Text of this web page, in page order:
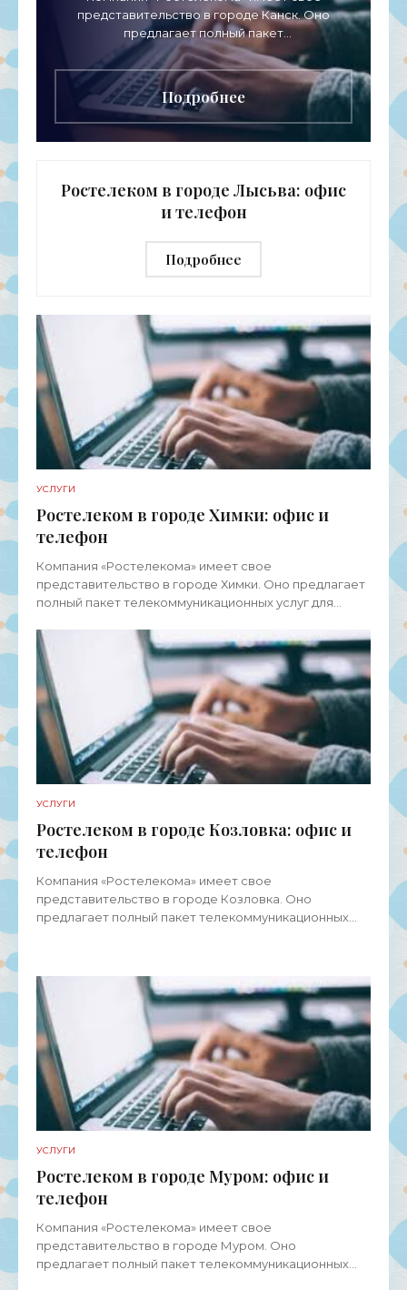
представительство в городе Канск. Оно
предлагает полный пакет
телекоммуникационных услуг для физических
лиц, представителей среднего и малого
бизнеса, а
Подробнее
Ростелеком в городе Лысьва: офис
и телефон
Подробнее
УСЛУГИ
Ростелеком в городе Химки: офис и
телефон
Компания «Ростелекома» имеет свое
представительство в городе Химки. Оно предлагает
полный пакет телекоммуникационных услуг для
бизнеса, а также
УСЛУГИ
Ростелеком в городе Козловка: офис и
телефон
Компания «Ростелекома» имеет свое
представительство в городе Козловка. Оно
предлагает полный пакет телекоммуникационных
УСЛУГИ
Ростелеком в городе Муром: офис и
телефон
Компания «Ростелекома» имеет свое
представительство в городе Муром. Оно
предлагает полный пакет телекоммуникационных